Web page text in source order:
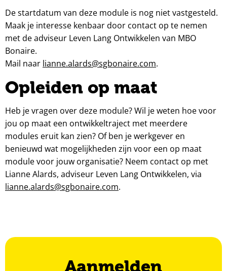
De startdatum van deze module is nog niet vastgesteld.
Maak je interesse kenbaar door contact op te nemen
met de adviseur Leven Lang Ontwikkelen van MBO
Bonaire.
Mail naar lianne.alards@sgbonaire.com.
Opleiden op maat
Heb je vragen over deze module? Wil je weten hoe voor
jou op maat een ontwikkeltraject met meerdere
modules eruit kan zien? Of ben je werkgever en
benieuwd wat mogelijkheden zijn voor een op maat
module voor jouw organisatie? Neem contact op met
Lianne Alards, adviseur Leven Lang Ontwikkelen, via
lianne.alards@sgbonaire.com.
Aanmelden